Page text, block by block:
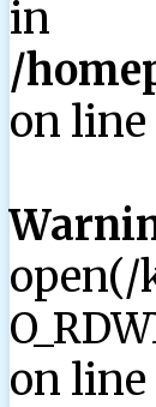
in
/
on line
open(/
on line